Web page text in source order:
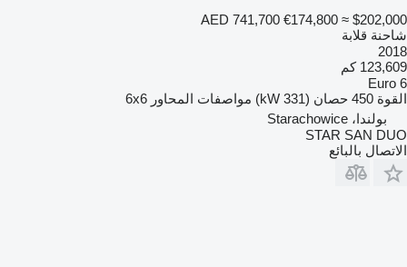
AED 741,700 €174,800 ≈ $202,000
شاحنة قلابة
2018
123,609 كم
Euro 6
القوة 450 حصان (331 kW) مواصفات المحاور 6x6
بولندا، Starachowice
STAR SAN DUO
الاتصال بالبائع